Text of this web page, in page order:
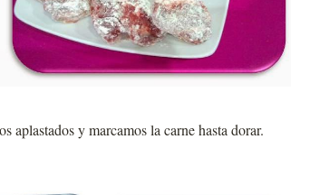
aplastados y marcamos la carne hasta dorar.